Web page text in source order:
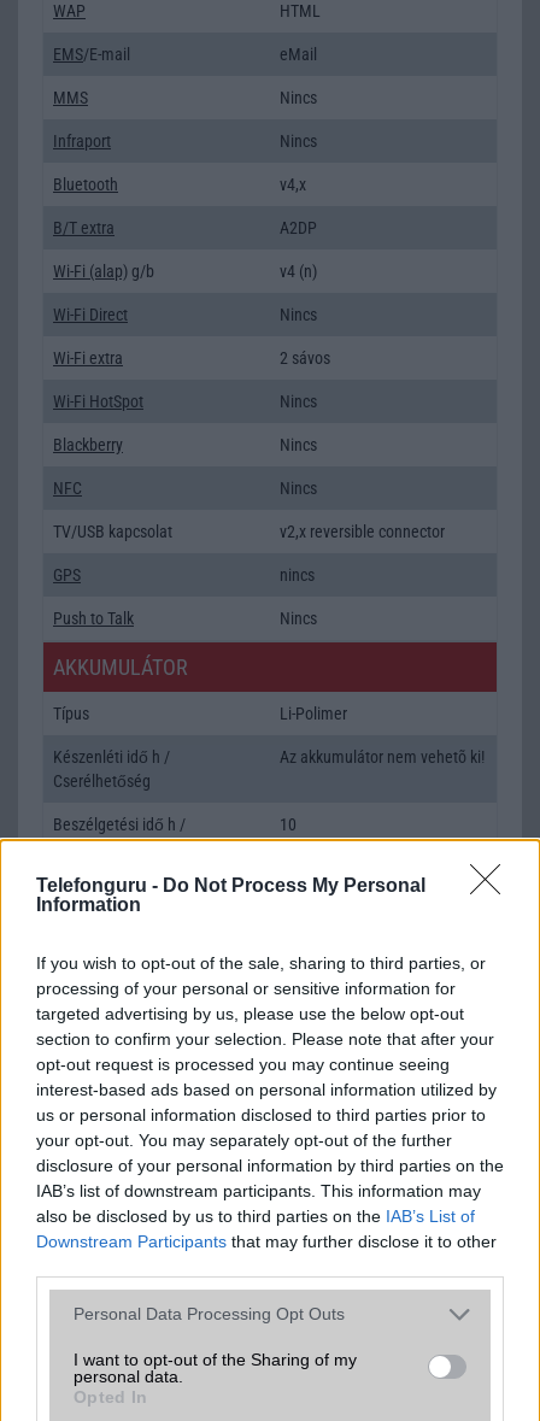
Telefonguru - Do Not Process My Personal
Information
If you wish to opt-out of the sale, sharing to third parties, or
processing of your personal or sensitive information for
targeted advertising by us, please use the below opt-out
section to confirm your selection. Please note that after your
opt-out request is processed you may continue seeing
interest-based ads based on personal information utilized by
us or personal information disclosed to third parties prior to
your opt-out. You may separately opt-out of the further
disclosure of your personal information by third parties on the
IAB’s list of downstream participants. This information may
also be disclosed by us to third parties on the IAB’s List of
Downstream Participants that may further disclose it to other
Please note that this website/app uses one or more Google
not limited to your visit or usage behaviour. You may click to
grant or deny consent to Google and its third-party tags to
use your data for below specified purposes in below Google
Personal Data Processing Opt Outs
I want to opt-out of the Sharing of my
personal data.
Opted In
WAP HTML
EMS/E-mail eMail
MMS Nincs
Infraport Nincs
Bluetooth v4,x
B/T extra A2DP
Wi-Fi (alap) g/b v4 (n)
Wi-Fi Direct Nincs
Wi-Fi extra 2 sávos
Wi-Fi HotSpot Nincs
Blackberry Nincs
NFC Nincs
TV/USB kapcsolat v2,x reversible connector
GPS nincs
Push to Talk Nincs
AKKUMULÁTOR
Típus Li-Polimer
Készenléti idő h /
Cserélhetőség
Az akkumulátor nem vehetõ ki!
Beszélgetési idő h /
Gyorstöltés
10
ALKALMAZÁSOK ÉS ÉRZÉKELŐK
Flash/Ujjlenyomat olvasó Nincs
SNS integráció iCloud service
Organizer iCloud service
T9 szótár alkalmazás független szótár
Office alkalmazások
iDV = Document viewer (Word,
Excel, PowerPoint, iBooks PDF
reader)
Iránytũ ecompass
Extrák Nincs
Vibra jelzés